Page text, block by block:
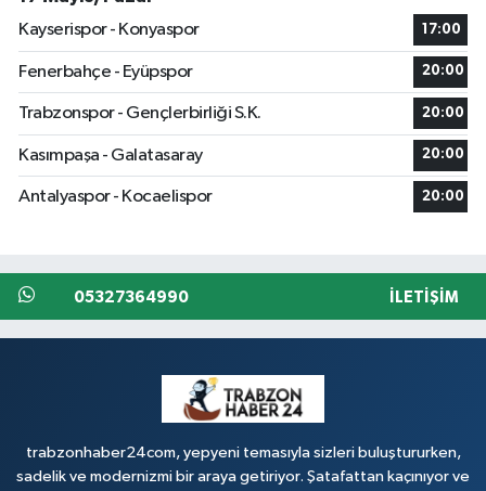
Kayserispor - Konyaspor
17:00
Fenerbahçe - Eyüpspor 20:00
Trabzonspor - Gençlerbirliği S.K. 20:00
Kasımpaşa - Galatasaray 20:00
Antalyaspor - Kocaelispor 20:00
05327364990 İLETIŞIM
trabzonhaber24com, yepyeni temasıyla sizleri buluştururken,
sadelik ve modernizmi bir araya getiriyor. Şatafattan kaçınıyor ve